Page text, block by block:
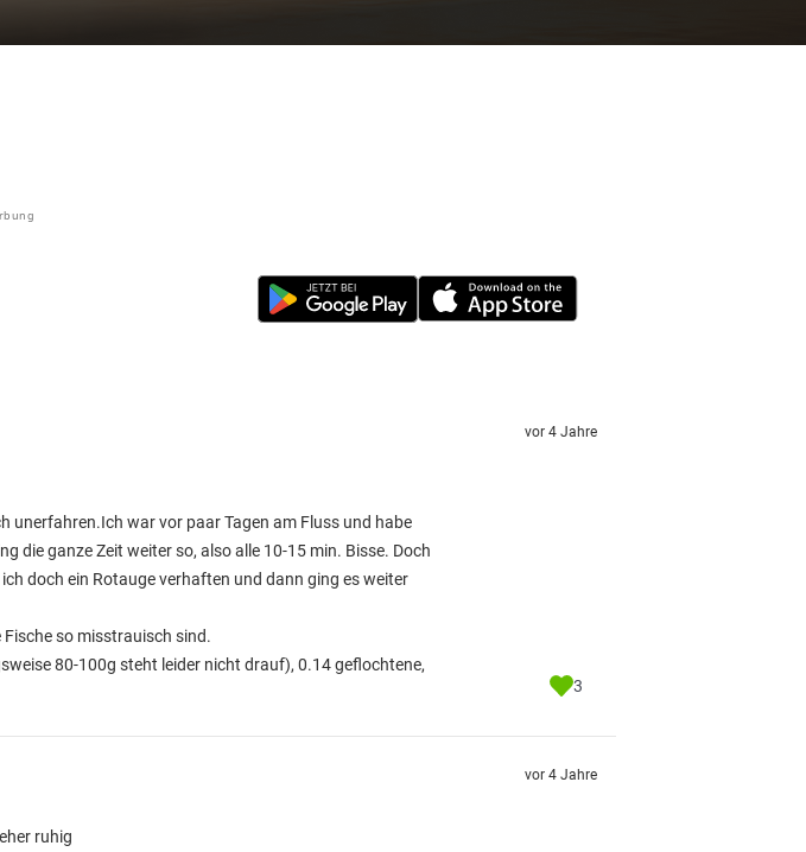
unerfahren.Ich war vor paar Tagen am Fluss und habe
die ganze Zeit weiter so, also alle 10-15 min. Bisse. Doch
doch ein Rotauge verhaften und dann ging es weiter
so misstrauisch sind.
80-100g steht leider nicht drauf), 0.14 geflochtene,
vor 4 Jahre
3
ruhig
vor 4 Jahre